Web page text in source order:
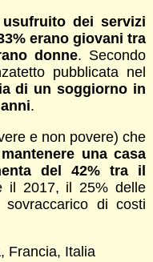
dei servizi
erano giovani tra
donne. Secondo
pubblicata nel
di un soggiorno in
.
e non povere) che
una casa
del 42% tra il
il 2017, il 25% delle
di costi
Francia, Italia